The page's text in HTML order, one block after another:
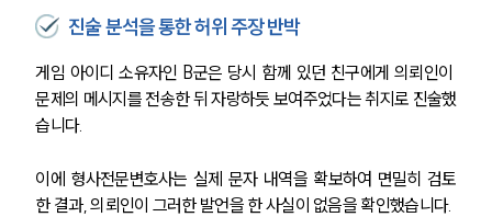
진술 분석을 통한 허위 주장 반박
게임 아이디 소유자인 B군은 당시 함께 있던 친구에게 의뢰인이
문제의 메시지를 전송한 뒤 자랑하듯 보여주었다는 취지로 진술했
습니다.
이에 형사전문변호사는 실제 문자 내역을 확보하여 면밀히 검토
한 결과, 의뢰인이 그러한 발언을 한 사실이 없음을 확인했습니다.